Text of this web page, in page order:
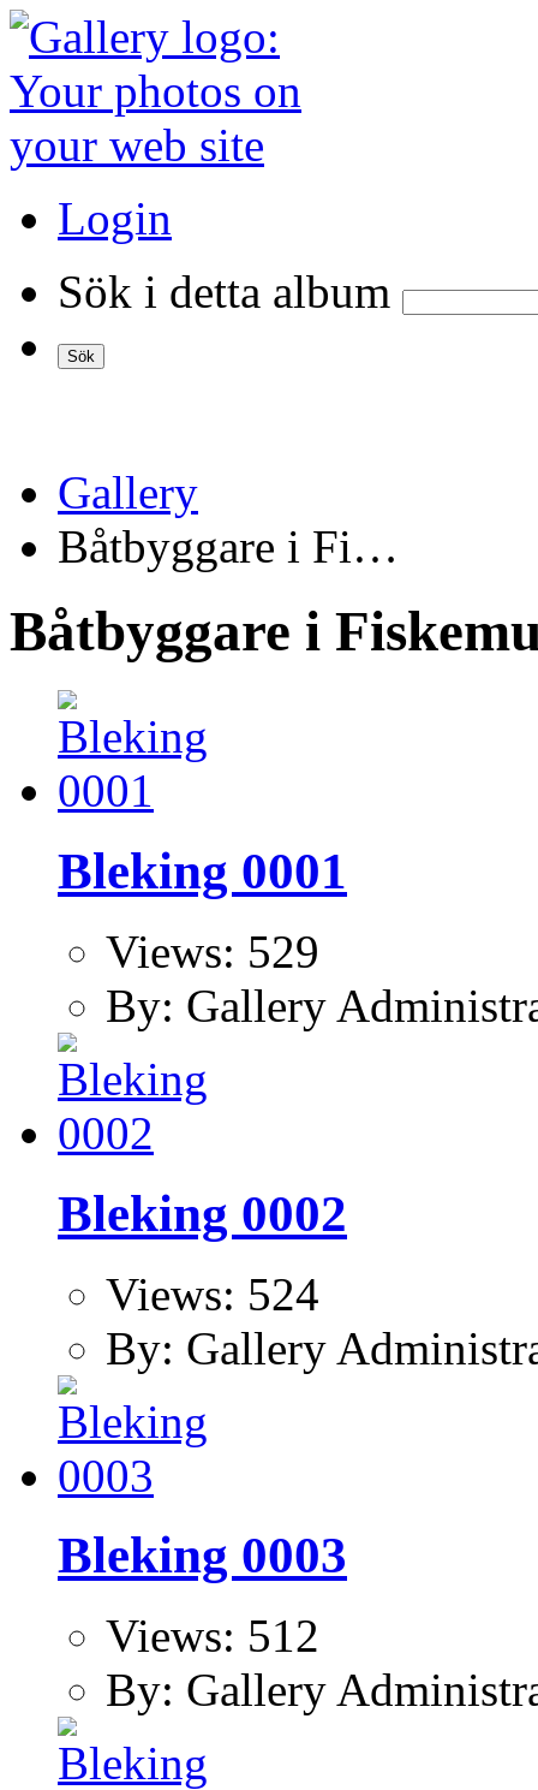
Login
Sök i detta album
Gallery
Båtbyggare i Fi…
Båtbyggare i
Bleking 0001
Views: 529
By: Gallery
Bleking 0002
Views: 524
By: Gallery
Bleking 0003
Views: 512
By: Gallery